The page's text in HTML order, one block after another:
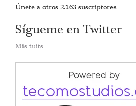
Únete a otros 2.163 suscriptores
Sígueme en Twitter
Mis tuits